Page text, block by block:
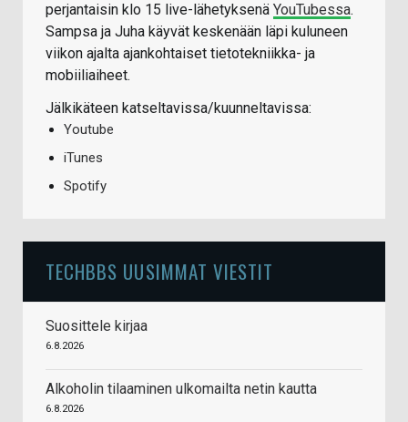
perjantaisin klo 15 live-lähetyksenä YouTubessa.
Sampsa ja Juha käyvät keskenään läpi kuluneen
viikon ajalta ajankohtaiset tietotekniikka- ja
mobiiliaiheet.
Jälkikäteen katseltavissa/kuunneltavissa:
Youtube
iTunes
Spotify
TECHBBS UUSIMMAT VIESTIT
Suosittele kirjaa
6.8.2026
Alkoholin tilaaminen ulkomailta netin kautta
6.8.2026